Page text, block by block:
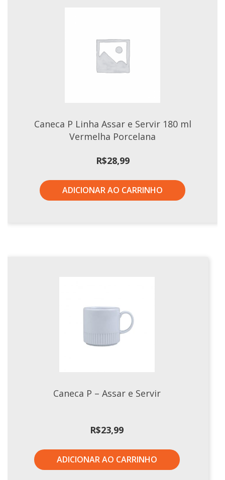
Caneca P Linha Assar e Servir 180 ml
Vermelha Porcelana
R$28,99
ADICIONAR AO CARRINHO
Caneca P – Assar e Servir
R$23,99
ADICIONAR AO CARRINHO